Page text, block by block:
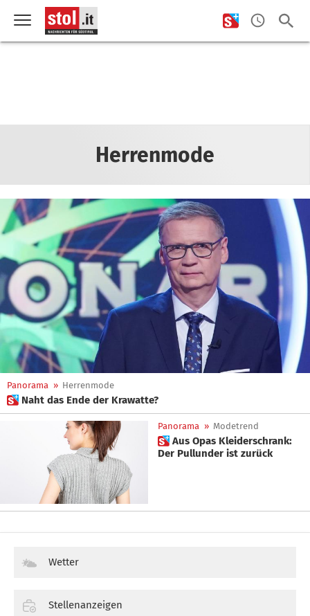
Herrenmode
Panorama » Herrenmode
 Naht das Ende der Krawatte?
Panorama » Modetrend
 Aus Opas Kleiderschrank:
Der Pullunder ist zurück
Wetter
Stellenanzeigen